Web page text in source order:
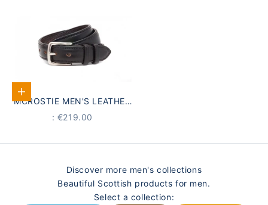
Select options
MCROSTIE MEN'S LEATHER
BELT, CLYDE BROWN
PRICE
: €219.00
Discover more men's collections
Beautiful Scottish products for men.
Select a collection: